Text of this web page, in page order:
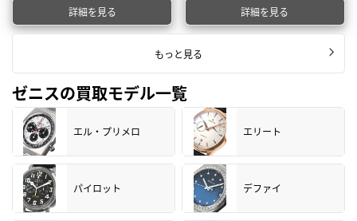
詳細を見る 詳細を見る
もっと見る
ゼニスの買取モデル一覧
エル・プリメロ エリート
パイロット デファイ